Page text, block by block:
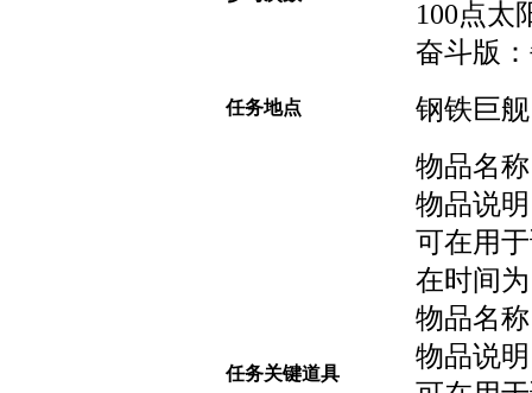
100点太
奋斗版
任务地点 钢铁巨
任务关键道具
物品名
物品说
可在用
在时间
物品名
物品说